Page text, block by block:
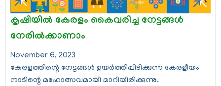
കൃഷിയില്‍ കേരളം കൈവരിച്ച നേട്ടങ്ങള്‍
നേരില്‍ക്കാണാം
November 6, 2023
കേരളത്തിന്റെ നേട്ടങ്ങള്‍ ഉയര്‍ത്തിപ്പിടിക്കുന്ന കേരളീയം
നാടിന്റെ മഹോത്സവമായി മാറിയിരിക്കുന്നു.